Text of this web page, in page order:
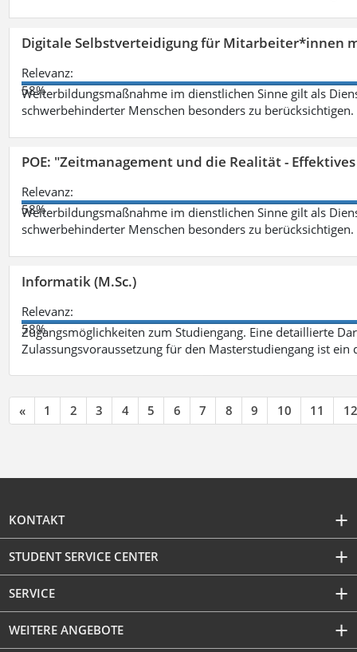
Digitale Selbstverteidigung für Mitarbeiter*innen
Relevanz:
58%
Weiterbildungsmaßnahme im dienstlichen Sinne gilt als
schwerbehinderter Menschen besonders zu berücksichtigen.
POE: "Zeitmanagement und die Realität -
Relevanz:
58%
Weiterbildungsmaßnahme im dienstlichen Sinne gilt als
schwerbehinderter Menschen besonders zu berücksichtigen.
Informatik (M.Sc.)
Relevanz:
58%
Zugangsmöglichkeiten zum Studiengang. Eine detaillierte
Zulassungsvoraussetzung für den Masterstudiengang ist
« 1 2 3 4 5 6 7 8 9 10 11 12
KONTAKT
STUDENT SERVICE CENTER
SERVICE
WEITERE ANGEBOTE